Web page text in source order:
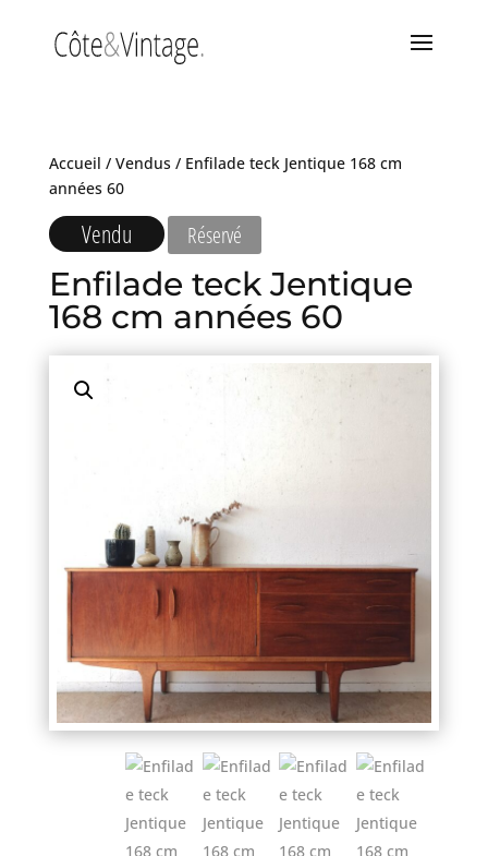
Accueil / Vendus/ Enfilade teck Jentique 168 cm
années 60
Vendu Réservé
Enfilade teck Jentique
168 cm années 60